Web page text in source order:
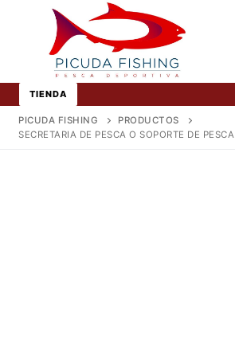
contenido
TIENDA
PICUDA FISHING
PRODUCTOS
SECRETARIA DE PESCA O SOPORTE DE PESCA